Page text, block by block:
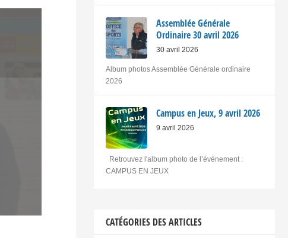
Assemblée Générale
Ordinaire 30 avril 2026
30 avril 2026
Album photos Assemblée Générale ordinaire
2026
Campus en Jeux, 9 avril 2026
9 avril 2026
Retrouvez l'album photo de l’évènement :
CAMPUS EN JEUX
CATÉGORIES DES ARTICLES